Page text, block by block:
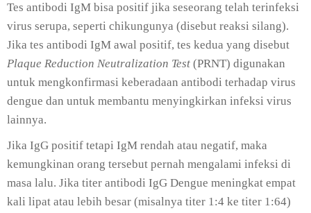
Tes antibodi IgM bisa positif jika seseorang telah terinfeksi
virus serupa, seperti chikungunya (disebut reaksi silang).
Jika tes antibodi IgM awal positif, tes kedua yang disebut
Plaque Reduction Neutralization Test (PRNT) digunakan
untuk mengkonfirmasi keberadaan antibodi terhadap virus
dengue dan untuk membantu menyingkirkan infeksi virus
lainnya.
Jika IgG positif tetapi IgM rendah atau negatif, maka
kemungkinan orang tersebut pernah mengalami infeksi di
masa lalu. Jika titer antibodi IgG Dengue meningkat empat
kali lipat atau lebih besar (misalnya titer 1:4 ke titer 1:64)